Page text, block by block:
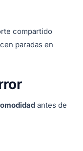
compartido
paradas en
antes de